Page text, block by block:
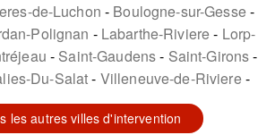
de-Luchon
Boulogne-sur-Gesse
Polignan Labarthe-Riviere
Lorp-
Saint-Gaudens
Saint-Girons
Du-Salat Villeneuve-de-Riviere
les autres villes d'intervention